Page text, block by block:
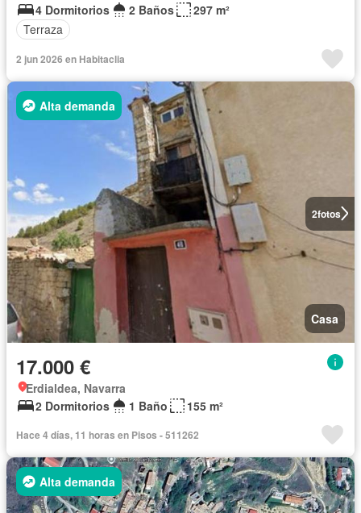
4 Dormitorios
2 Baños
297 m²
Terraza
2 jun 2026 en Habitaclia
2fotos
Alta demanda
Casa
17.000 €
Erdialdea, Navarra
2 Dormitorios
1 Baño 155 m²
Hace 4 días, 11 horas en Pisos - 511262
Alta demanda